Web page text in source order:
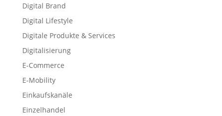
Digital Brand
Digital Lifestyle
Digitale Produkte & Services
Digitalisierung
E-Commerce
E-Mobility
Einkaufskanäle
Einzelhandel